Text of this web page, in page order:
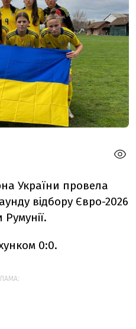
України провела
відбору Євро-2026
0:0.